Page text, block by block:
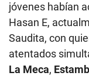
jóvenes habían
Hasan E,
Saudita, con
atentados
La Meca,